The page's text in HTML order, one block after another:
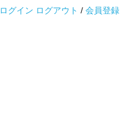
ログイン ログアウト / 会員登録